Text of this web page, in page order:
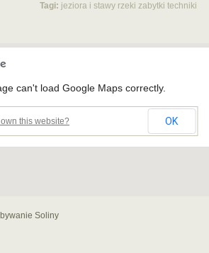
Tagi: jeziora i stawy rzeki zabytki techniki
can't load Google Maps correctly.
this website? OK
Soliny